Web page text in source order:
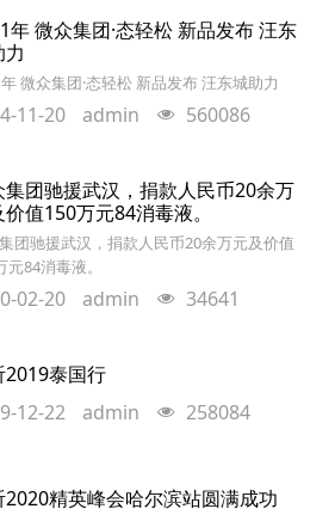
年 微众集团·态轻松 新品发布 汪东
微众集团·态轻松 新品发布 汪东城助力
11-20 admin 560086
集团驰援武汉，捐款人民币20余万
价值150万元84消毒液。
团驰援武汉，捐款人民币20余万元及价值
元84消毒液。
02-20 admin 34641
2019泰国行
12-22
admin 258084
2020精英峰会哈尔滨站圆满成功